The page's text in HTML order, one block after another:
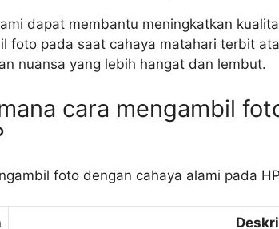
dapat membantu meningkatkan
foto pada saat cahaya matahari terbit
nuansa yang lebih hangat dan lembut.
cara mengambil
foto dengan cahaya alami pada